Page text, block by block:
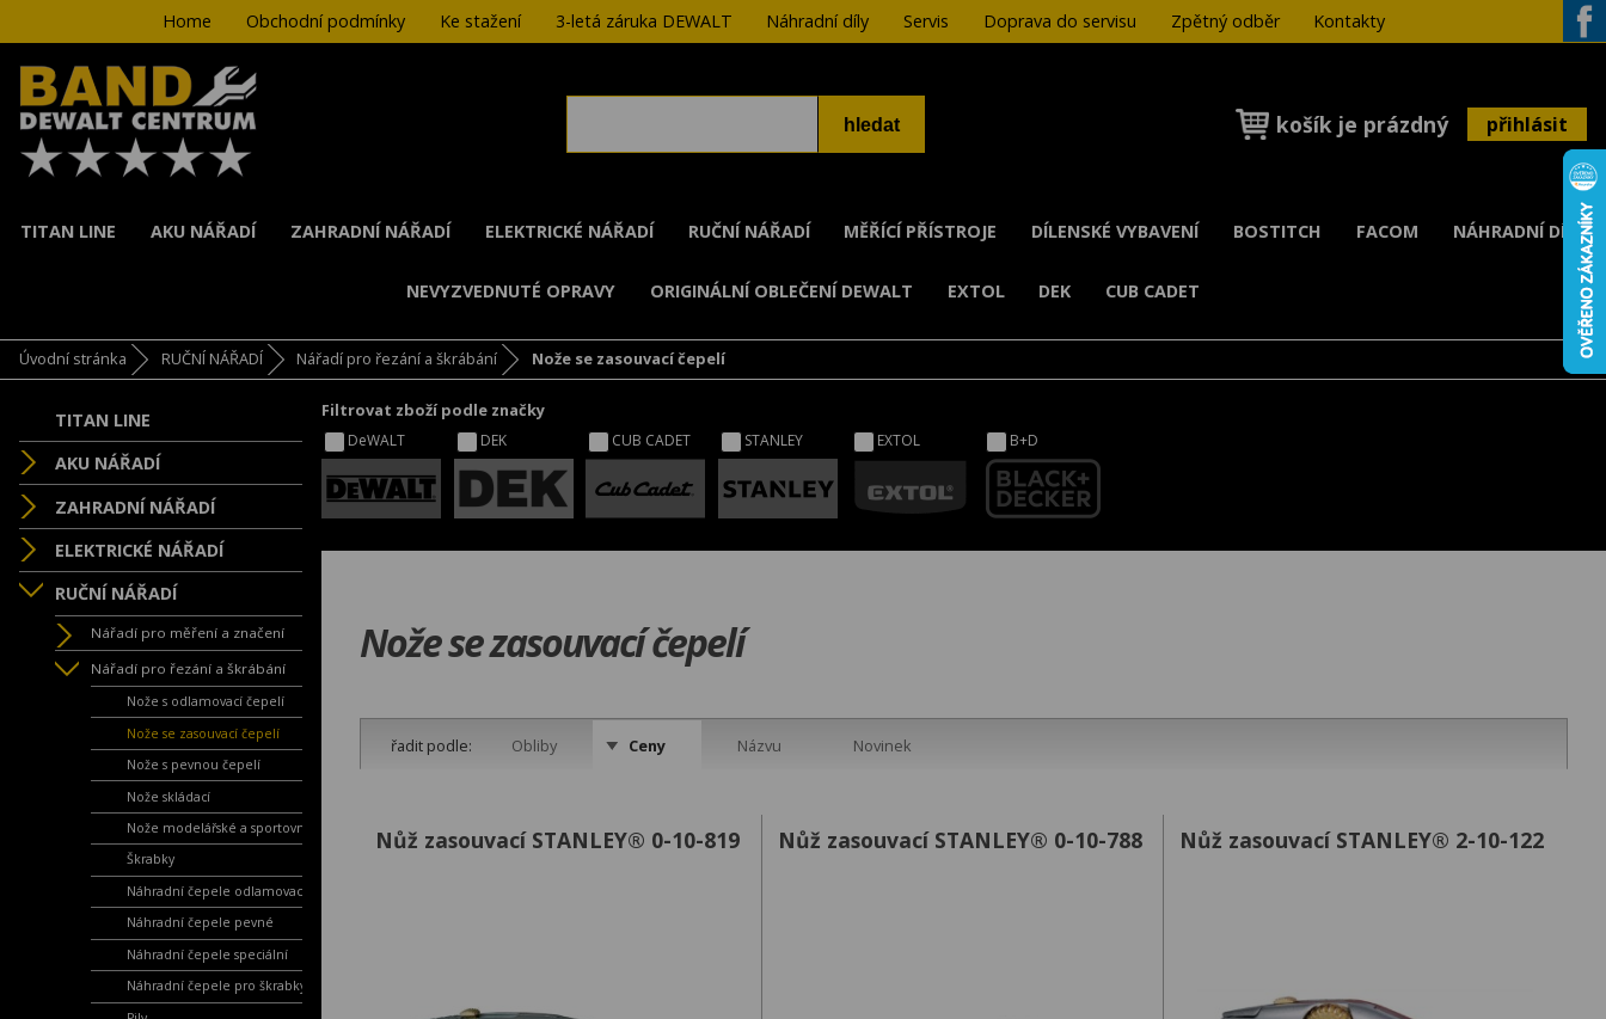
Home Obchodní podmínky Ke stažení 3-letá záruka DEWALT Náhradní díly Servis Doprava do servisu Zpětný odběr
Kontakty
košík je prázdný přihlásit
TITAN LINE AKU NÁŘADÍ ZAHRADNÍ NÁŘADÍ ELEKTRICKÉ NÁŘADÍ RUČNÍ NÁŘADÍ MĚŘÍCÍ PŘÍSTROJE DÍLENSKÉ VYBAVENÍ BOSTITCH FACOM NÁHRADNÍ DÍLY
NEVYZVEDNUTÉ OPRAVY ORIGINÁLNÍ OBLEČENÍ DEWALT EXTOL DEK CUB CADET
Úvodní stránka RUČNÍ NÁŘADÍ Nářadí pro řezání a škrábání Nože se zasouvací čepelí
TITAN LINE
AKU NÁŘADÍ
ZAHRADNÍ NÁŘADÍ
ELEKTRICKÉ NÁŘADÍ
RUČNÍ NÁŘADÍ
Nářadí pro měření a značení
Nářadí pro řezání a škrábání
Nože s odlamovací čepelí
Nože se zasouvací čepelí
Nože s pevnou čepelí
Nože skládací
Nože modelářské a sportovní
Škrabky
Náhradní čepele odlamovací
Náhradní čepele pevné
Náhradní čepele speciální
Náhradní čepele pro škrabky
Filtrovat zboží podle značky
DeWALT DEK CUB CADET STANLEY EXTOL B+D
Nože se zasouvací čepelí
řadit podle: Obliby Ceny Názvu Novinek
Nůž zasouvací STANLEY® 0-10-819 Nůž zasouvací STANLEY® 0-10-788 Nůž zasouvací STANLEY® 2-10-122